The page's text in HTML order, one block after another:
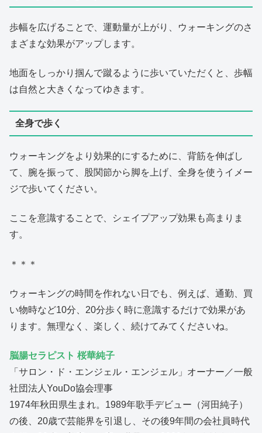
歩幅を広げることで、運動量が上がり、ウォーキングのさ
まざまな効果がアップします。
地面をしっかり掴んで蹴るように歩いていただくと、歩幅
は自然と大きくなってゆきます。
全身で歩く
ウォーキングをより効果的にするために、背筋を伸ばし
て、腕を振って、股関節から脚を上げ、全身を使うイメー
ジで歩いてください。
ここを意識することで、シェイプアップ効果も高まりま
す。
＊＊＊
ウォーキングの時間を作れない日でも、例えば、通勤、買
い物時など10分、20分歩く時に意識するだけで効果があ
ります。無理なく、楽しく、続けてみてくださいね。
脳腸セラピスト 桜華純子
「サロン・ド・エンジェル・エンジェル」オーナー／一般
社団法人YouDo協会理事
1974年秋田県生まれ。1989年歌手デビュー（河田純子）
の後、20歳で芸能界を引退し、その後9年間の会社員時代